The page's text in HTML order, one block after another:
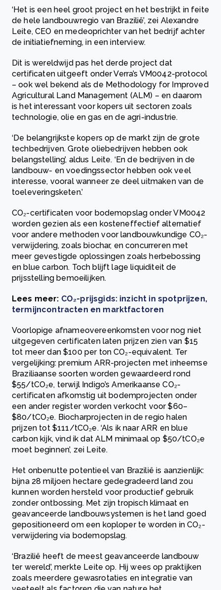
‘Het is een heel groot project en het bestrijkt in feite
de hele landbouwregio van Brazilië’, zei Alexandre
Leite, CEO en medeoprichter van het bedrijf achter
de initiatiefneming, in een interview.
Dit is wereldwijd pas het derde project dat
certificaten uitgeeft onder Verra’s VM0042-protocol
– ook wel bekend als de Methodology for Improved
Agricultural Land Management (ALM) – en daarom
is het interessant voor kopers uit sectoren zoals
technologie, olie en gas en de agri-industrie.
‘De belangrijkste kopers op de markt zijn de grote
techbedrijven. Grote oliebedrijven hebben ook
belangstelling’, aldus Leite. ‘En de bedrijven in de
landbouw- en voedingssector hebben ook veel
interesse, vooral wanneer ze deel uitmaken van de
toeleveringsketen.’
CO₂-certificaten voor bodemopslag onder VM0042
worden gezien als een kosteneffectief alternatief
voor andere methoden voor landbouwkundige CO₂-
verwijdering, zoals biochar, en concurreren met
meer gevestigde oplossingen zoals herbebossing
en blue carbon. Toch blijft lage liquiditeit de
prijsstelling bemoeilijken.
Lees meer: CO₂-prijsgids: inzicht in spotprijzen,
termijncontracten en marktfactoren
Voorlopige afnameovereenkomsten voor nog niet
uitgegeven certificaten laten prijzen zien van $15
tot meer dan $100 per ton CO₂-equivalent. Ter
vergelijking: premium ARR-projecten met inheemse
Braziliaanse soorten worden gewaardeerd rond
$55/tCO₂e, terwijl Indigo’s Amerikaanse CO₂-
certificaten afkomstig uit bodemprojecten onder
een ander register worden verkocht voor $60–
$80/tCO₂e. Biocharprojecten in de regio halen
prijzen tot $111/tCO₂e. ‘Als ik naar ARR en blue
carbon kijk, vind ik dat ALM minimaal op $50/tCO₂e
moet beginnen’, zei Leite.
Het onbenutte potentieel van Brazilië is aanzienlijk:
bijna 28 miljoen hectare gedegradeerd land zou
kunnen worden hersteld voor productief gebruik
zonder ontbossing. Met zijn tropisch klimaat en
geavanceerde landbouwsystemen is het land goed
gepositioneerd om een koploper te worden in CO₂-
verwijdering via bodemopslag.
‘Brazilië heeft de meest geavanceerde landbouw
ter wereld’, merkte Leite op. Hij wees op praktijken
zoals meerdere gewasrotaties en integratie van